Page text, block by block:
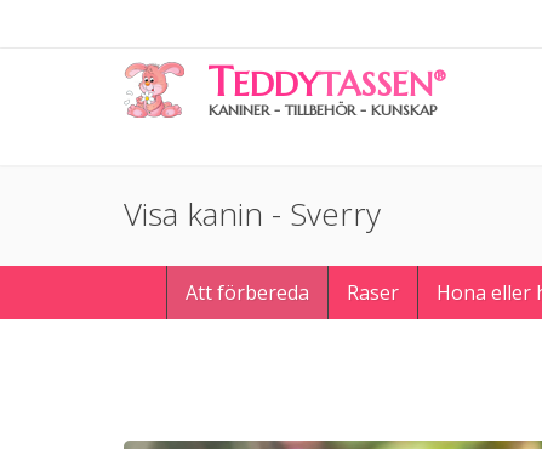
TEDDYTASSEN®
KANINER - TILLBEHÖR - KUNSKAP
Visa kanin - Sverry
Att förbereda Raser Hona eller